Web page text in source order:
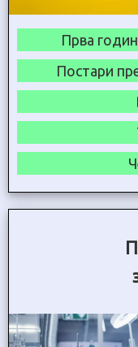
Прва
Постари